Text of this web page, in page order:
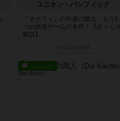
ユニオン・パシフィック
『チケライ』の作者の贈る、もう1
つの鉄道ゲームの名作！【ざっくり
解説】...
レビュー